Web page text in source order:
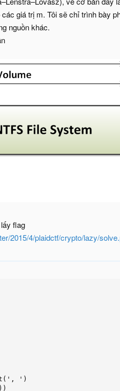
giá trị m. Tôi sẽ chỉ trình bày
nguồn khác.
flag
2015/4/plaidctf/crypto/lazy/
')